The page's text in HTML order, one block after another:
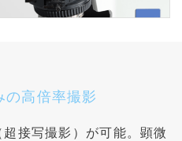
の高倍率撮影
接写撮影）が可能。顕微